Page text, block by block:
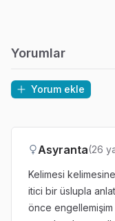
Yorumlar
Yorum ekle
Asyranta(26
Kelimesi
itici bir üslupla
önce